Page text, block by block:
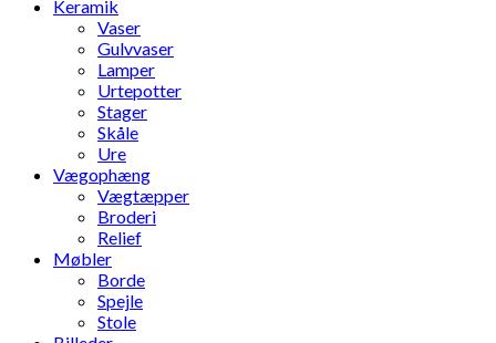
Keramik
Vaser
Gulvvaser
Lamper
Urtepotter
Stager
Skåle
Ure
Vægophæng
Vægtæpper
Broderi
Relief
Møbler
Borde
Spejle
Stole